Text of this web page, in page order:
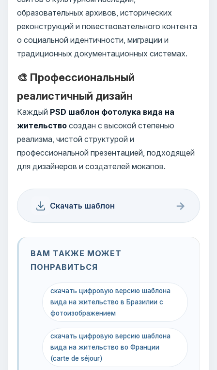
образовательных архивов, исторических
реконструкций и повествовательного контента
о социальной идентичности, миграции и
традиционных документационных системах.
🎨 Профессиональный
реалистичный дизайн
Каждый PSD шаблон фотолука вида на
жительство создан с высокой степенью
реализма, чистой структурой и
профессиональной презентацией, подходящей
для дизайнеров и создателей мокапов.
Скачать шаблон →
ВАМ ТАКЖЕ МОЖЕТ
ПОНРАВИТЬСЯ
скачать цифровую версию шаблона
вида на жительство в Бразилии с
фотоизображением
скачать цифровую версию шаблона
вида на жительство во Франции
(carte de séjour)